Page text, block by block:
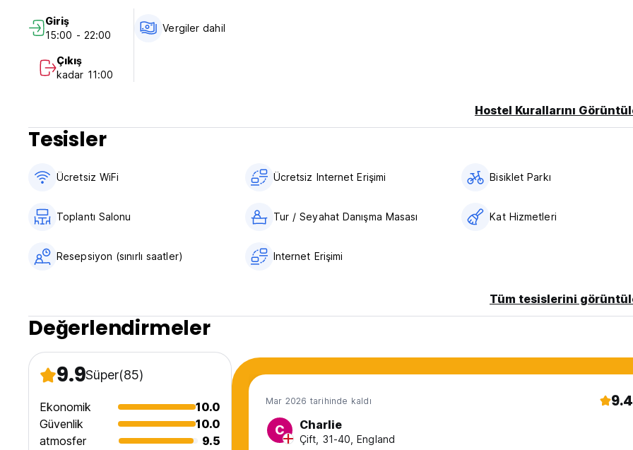
Resepsiyon 08.00 - 22.00
Sokağa çıkma yasağı yok
Evcil hayvana izin verilmiyor
Celaví Hostel, mekanın huzurunu bozacak uygunsuz davranışlar durumunda giriş hakkını saklı tutar.
18 yaş altı çocuklara her zaman ebeveynleri veya akrabalarının eşlik etmesi gerekmektedir. (Auto-translated from original
Giriş
15:00 - 22:00
Çıkış
kadar 11:00
Vergiler dahil
Hostel Kurallarını
Tesisler
Ücretsiz WiFi Ücretsiz Internet Erişimi Bisiklet Parkı
Toplantı Salonu Tur / Seyahat Danışma Masası Kat Hizmetleri
Resepsiyon (sınırlı saatler) Internet Erişimi
Tüm tesislerini
Değerlendirmeler
9.9Süper(85)
Ekonomik
10.0
Güvenlik
10.0
atmosfer
9.5
Mar 2026 tarihinde kaldı 9.4
C Charlie
Çift, 31-40, England